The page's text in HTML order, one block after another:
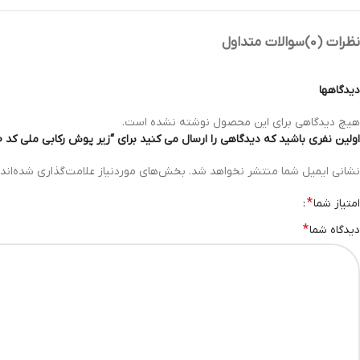
نظرات (0) سوالات متداول
دیدگاهها
هیچ دیدگاهی برای این محصول نوشته نشده است.
اولین نفری باشید که دیدگاهی را ارسال می کنید برای “زیر پوش رکابی ملی کد 00094980 کفش ملی”
نشانی ایمیل شما منتشر نخواهد شد. بخش‌های موردنیاز علامت‌گذاری
امتیاز شما*
دیدگاه شما*